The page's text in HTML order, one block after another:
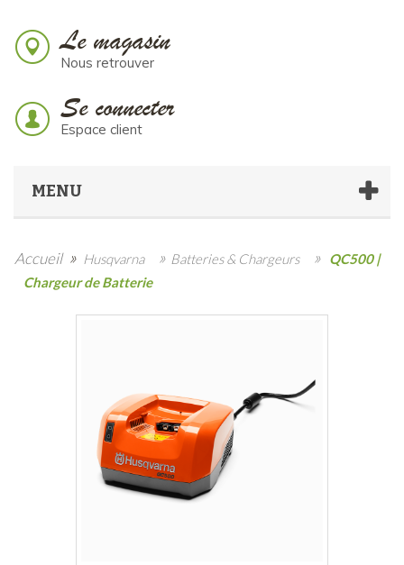
Le magasin
Nous retrouver
Se connecter
Espace client
MENU
Accueil » Husqvarna » Batteries & Chargeurs » QC500 |
Chargeur de Batterie